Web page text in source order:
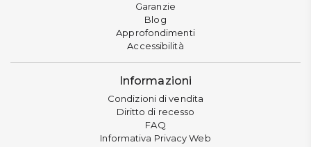
Garanzie
Blog
Approfondimenti
Accessibilità
Informazioni
Condizioni di vendita
Diritto di recesso
FAQ
Informativa Privacy Web